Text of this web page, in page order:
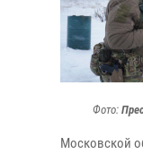
Фото:
Московской